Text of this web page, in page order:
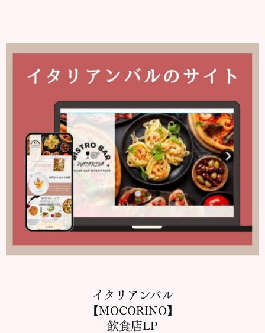
イタリアンバル
【MOCORINO】
飲食店LP